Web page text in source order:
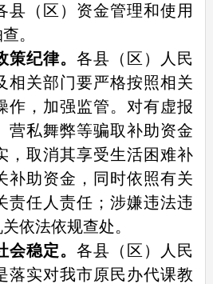
县（区）资金管理和使用
。
纪律。各县（区）人民
相关部门要严格按照相关
作，加强监管。对有虚报
营私舞弊等骗取补助资金
，取消其享受生活困难补
补助资金，同时依照有关
责任人责任；涉嫌违法违
依法依规查处。
稳定。各县（区）人民
落实对我市原民办代课教